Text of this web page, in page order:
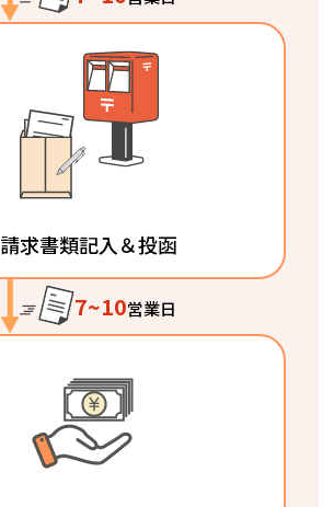
請求書類記入＆投函
7~10営業日